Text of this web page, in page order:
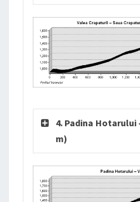
4. Padina Hotarului
m)